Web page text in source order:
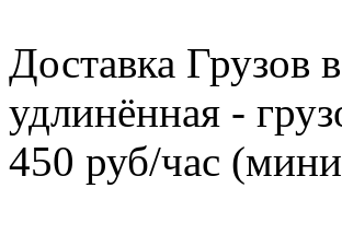
Доставка Грузов
удлинённая -
450 руб/час